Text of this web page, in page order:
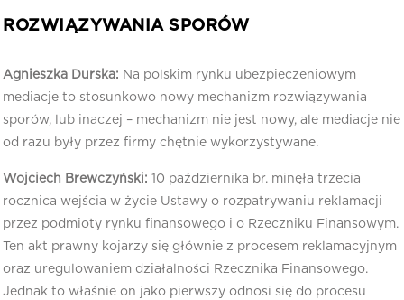
ROZWIĄZYWANIA SPORÓW
Agnieszka Durska: Na polskim rynku ubezpieczeniowym
mediacje to stosunkowo nowy mechanizm rozwiązywania
sporów, lub inaczej – mechanizm nie jest nowy, ale mediacje nie
od razu były przez firmy chętnie wykorzystywane.
Wojciech Brewczyński: 10 października br. minęła trzecia
rocznica wejścia w życie Ustawy o rozpatrywaniu reklamacji
przez podmioty rynku finansowego i o Rzeczniku Finansowym.
Ten akt prawny kojarzy się głównie z procesem reklamacyjnym
oraz uregulowaniem działalności Rzecznika Finansowego.
Jednak to właśnie on jako pierwszy odnosi się do procesu